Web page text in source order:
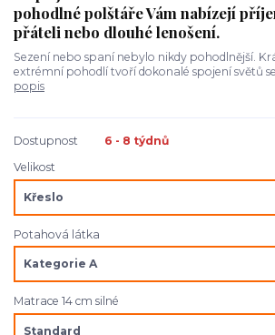
pohodlné polštáře Vám nabízejí
přáteli nebo dlouhé lenošení.
Sezení nebo spaní nebylo nikdy pohodlnější.
extrémní pohodlí tvoří dokonalé spojení světů
popis
Dostupnost
6 - 8 týdnů
Velikost
Potahová látka
Matrace 14 cm silné